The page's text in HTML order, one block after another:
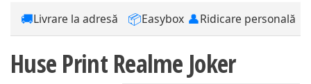
🚚Livrare la adresă 📦Easybox 👤Ridicare personală
Huse Print Realme Joker